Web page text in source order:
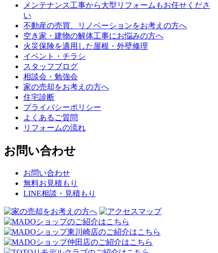
メンテナンス工事から大型リフォームもお任せくださ
い
不動産の売買、リノベーションをお考えの方へ
空き家・建物の解体工事にお悩みの方へ
火災保険を適用した屋根・外壁修理
イベント・チラシ
スタッフブログ
相談会・勉強会
家の売却をお考えの方へ
住宅診断
プライバシーポリシー
よくあるご質問
リフォームの流れ
お問い合わせ
お問い合わせ
無料お見積もり
LINE相談・見積もり